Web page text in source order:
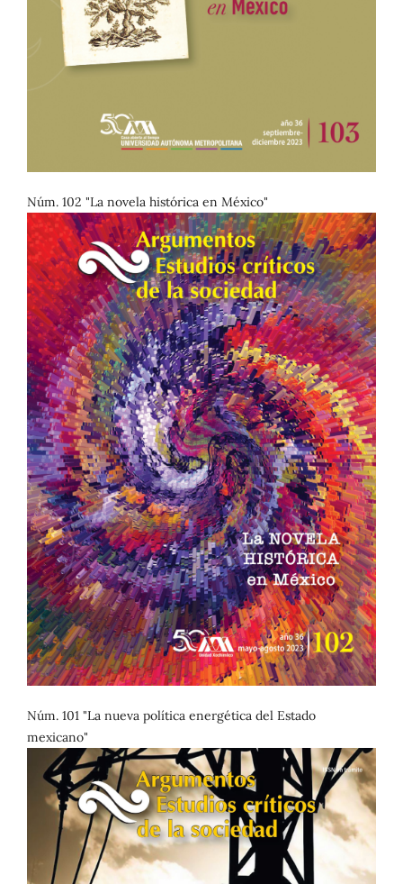
Núm. 102 "La novela histórica en México"
Núm. 101 "La nueva política energética del Estado
mexicano"